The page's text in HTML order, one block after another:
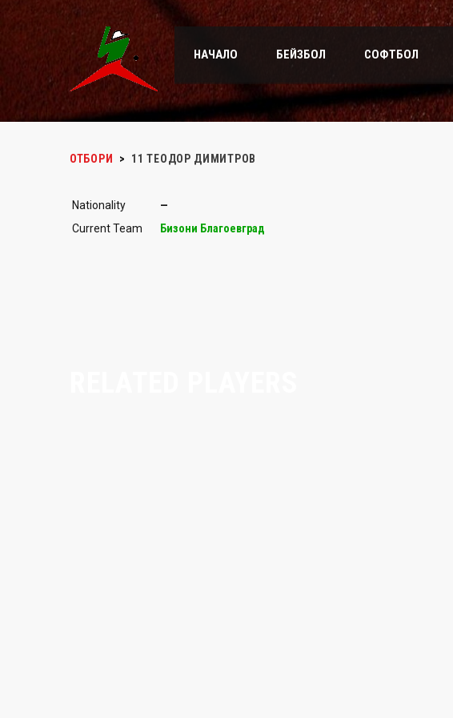
НАЧАЛО БЕЙЗБОЛ СОФТБОЛ
ОТБОРИ > 11 ТЕОДОР ДИМИТРОВ
Nationality
—
Current Team
Бизони Благоевград